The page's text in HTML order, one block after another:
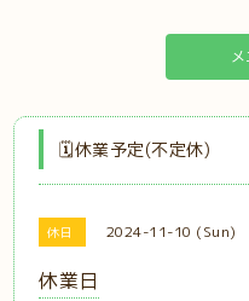
🗓️休業予定(不定休)
休日 2024-11-10 (Sun)
休業日